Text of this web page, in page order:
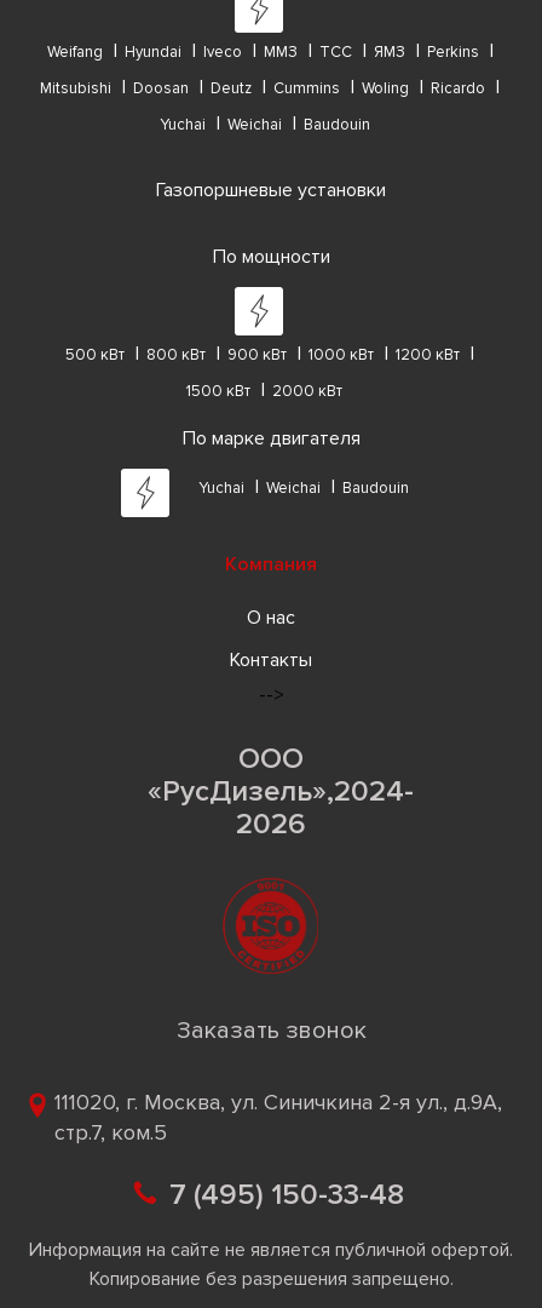
Weifang Hyundai Iveco ММЗ ТСС ЯМЗ
Perkins
Mitsubishi
Doosan Deutz Cummins Woling
Ricardo
Yuchai
Weichai Baudouin
Газопоршневые установки
По мощности
500 кВт 800 кВт 900 кВт 1000 кВт
1200 кВт
1500 кВт
2000 кВт
По марке двигателя
Yuchai Weichai Baudouin
Компания
О нас
Контакты
-->
ООО
«РусДизель»,2024-
2026
Заказать звонок
111020, г. Москва, ул. Синичкина 2-я ул., д.9А,
стр.7, ком.5
7 (495) 150-33-48
Информация на сайте не является публичной офертой.
Копирование без разрешения запрещено.